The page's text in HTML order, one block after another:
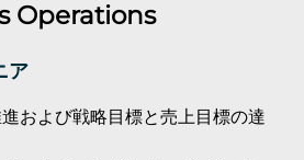
Operations
ア
および戦略目標と売上目標の達